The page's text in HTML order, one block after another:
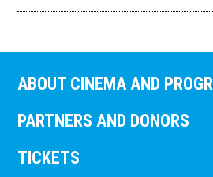
ABOUT CINEMA AND
PARTNERS AND DONORS
TICKETS